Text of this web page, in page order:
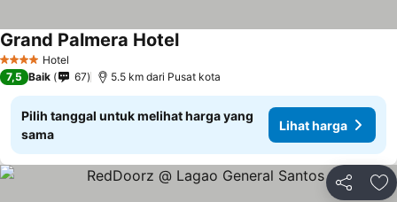
4 BintangHotel
Grand Palmera Hotel
7,5 Baik 67 5.5 km dari Pusat kota
Pilih tanggal untuk melihat harga yang
sama
Lihat harga
Bagikan